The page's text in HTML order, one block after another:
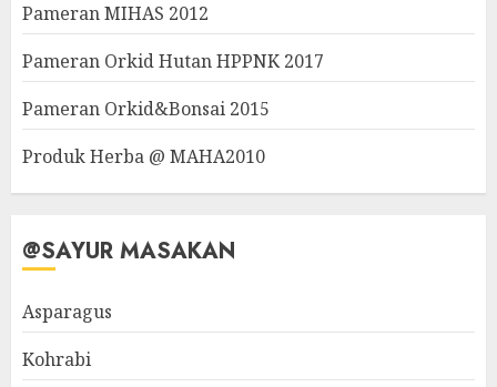
Pameran MIHAS 2012
Pameran Orkid Hutan HPPNK 2017
Pameran Orkid&Bonsai 2015
Produk Herba @ MAHA2010
@SAYUR MASAKAN
Asparagus
Kohrabi